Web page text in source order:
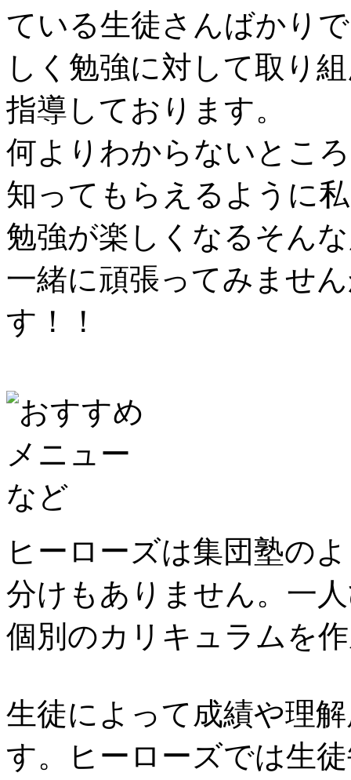
ている生徒さんばかり
しく勉強に対して取り
指導しております。
何よりわからないとこ
知ってもらえるように
勉強が楽しくなるそん
一緒に頑張ってみませ
す！！
ヒーローズは集団塾の
分けもありません。一
個別のカリキュラムを
生徒によって成績や理
す。ヒーローズでは生